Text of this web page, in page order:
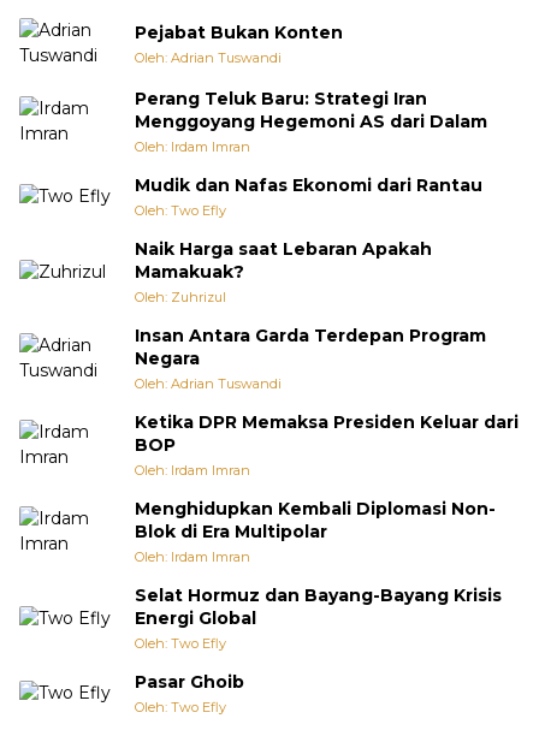
Pejabat Bukan Konten
Oleh: Adrian Tuswandi
Perang Teluk Baru: Strategi Iran
Menggoyang Hegemoni AS dari Dalam
Oleh: Irdam Imran
Mudik dan Nafas Ekonomi dari Rantau
Oleh: Two Efly
Naik Harga saat Lebaran Apakah
Mamakuak?
Oleh: Zuhrizul
Insan Antara Garda Terdepan Program
Negara
Oleh: Adrian Tuswandi
Ketika DPR Memaksa Presiden Keluar dari
BOP
Oleh: Irdam Imran
Menghidupkan Kembali Diplomasi Non-
Blok di Era Multipolar
Oleh: Irdam Imran
Selat Hormuz dan Bayang-Bayang Krisis
Energi Global
Oleh: Two Efly
Pasar Ghoib
Oleh: Two Efly